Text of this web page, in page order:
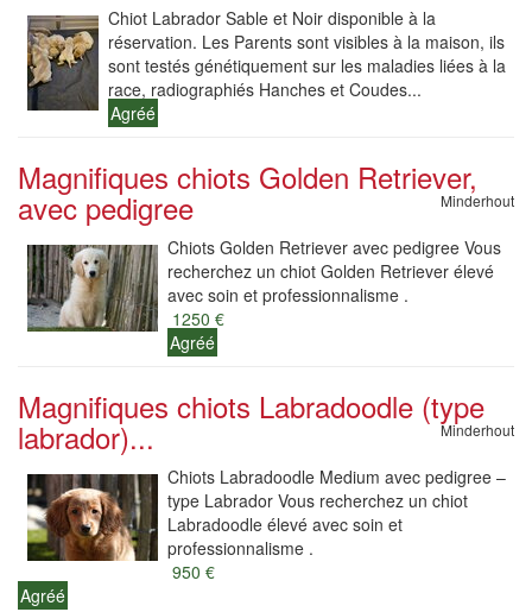
Chiot Labrador Sable et Noir disponible à la
réservation. Les Parents sont visibles à la maison, ils
sont testés génétiquement sur les maladies liées à la
race, radiographiés Hanches et Coudes...
Agréé
Magnifiques chiots Golden Retriever,
avec pedigree Minderhout
Chiots Golden Retriever avec pedigree Vous
recherchez un chiot Golden Retriever élevé
avec soin et professionnalisme .
1250 €
Agréé
Magnifiques chiots Labradoodle (type
labrador)... Minderhout
Chiots Labradoodle Medium avec pedigree –
type Labrador Vous recherchez un chiot
Labradoodle élevé avec soin et
professionnalisme .
950 €
Agréé